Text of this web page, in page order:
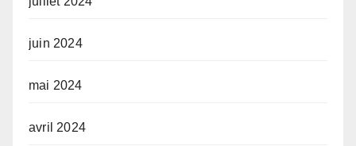
juin 2024
mai 2024
avril 2024